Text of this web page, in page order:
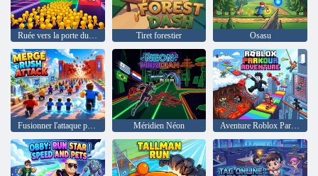
Tiret forestier Osasu
Fusionner l'attaque précipitée Méridien Néon Aventure Roblox Parkour